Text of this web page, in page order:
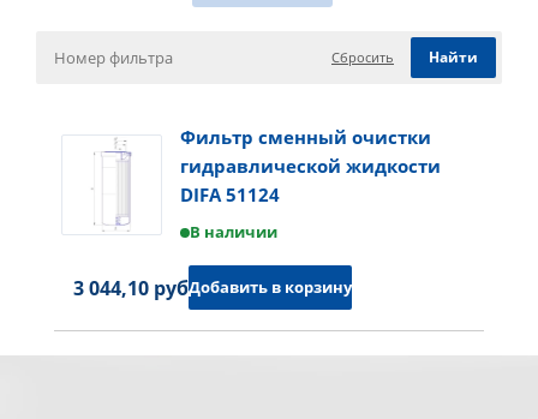
Сбросить
Фильтр сменный очистки
гидравлической жидкости
DIFA 51124
В наличии
3 044,10 руб.Добавить в корзину